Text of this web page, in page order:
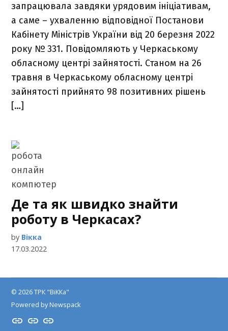
запрацювала завдяки урядовим ініціативам,
а саме – ухваленню відповідної Постанови
Кабінету Міністрів України від 20 березня 2022
року № 331. Повідомляють у Черкаському
обласному центрі зайнятості. Станом на 26
травня в Черкаському обласному центрі
зайнятості прийнято 98 позитивних рішень
[…]
Де та як швидко знайти
роботу в Черкасах?
by Вікка
17.03.2022
© 2026 ТРК "ВіККа"
Powered by Newspack
Insta
YouTube
FB